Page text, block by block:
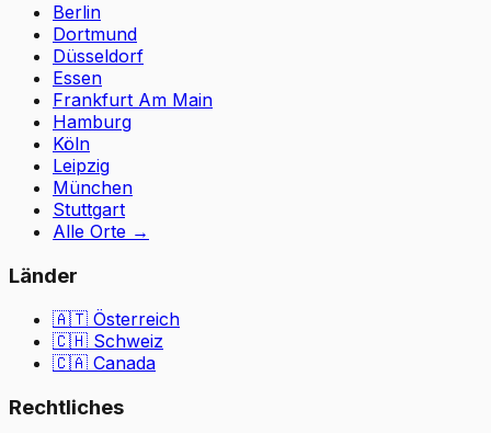
Berlin
Dortmund
Düsseldorf
Essen
Frankfurt Am Main
Hamburg
Köln
Leipzig
München
Stuttgart
Alle Orte →
Länder
🇦🇹 Österreich
🇨🇭 Schweiz
🇨🇦 Canada
Rechtliches